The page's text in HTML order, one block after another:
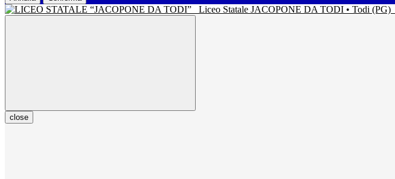
Liceo Statale JACOPONE DA TODI • Todi (PG)
close